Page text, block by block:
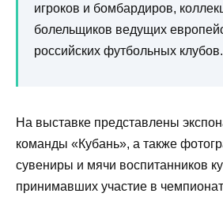
игроков и бомбардиров,
болельщиков ведущих
российских футбольных клубов.
На выставке представлены
команды «Кубань», а также
сувениры и мячи воспитанников
принимавших участие в